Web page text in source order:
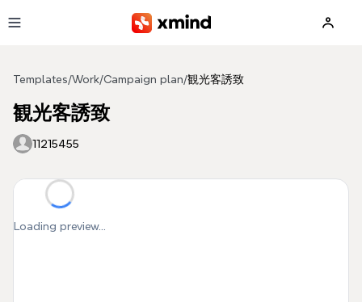
Templates/Work/Campaign plan/観光客誘致
観光客誘致
11215455
Loading preview...